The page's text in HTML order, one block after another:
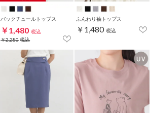
バックチュールトップス
￥1,480 税込
￥2,280税込
ふんわり袖トップス
￥1,480 税込